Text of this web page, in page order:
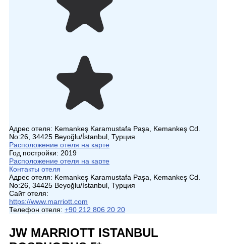
Адрес отеля: Kemankeş Karamustafa Paşa, Kemankeş Cd.
No:26, 34425 Beyoğlu/İstanbul, Турция
Расположение отеля на карте
Год постройки: 2019
Расположение отеля на карте
Контакты отеля
Адрес отеля: Kemankeş Karamustafa Paşa, Kemankeş Cd.
No:26, 34425 Beyoğlu/İstanbul, Турция
Сайт отеля:
https://www.marriott.com
Телефон отеля: +90 212 806 20 20
JW MARRIOTT ISTANBUL